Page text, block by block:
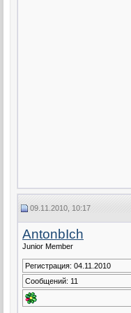
09.11.2010, 10:17
AntonbIch
Junior Member
Регистрация: 04.11.2010
Сообщений: 11